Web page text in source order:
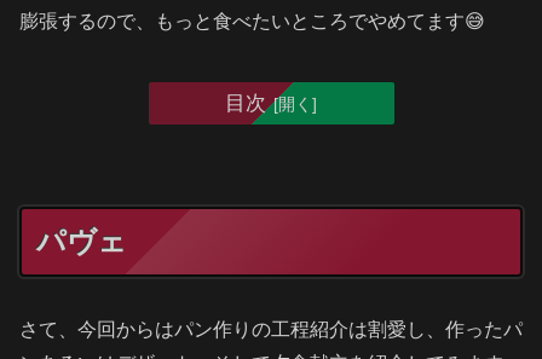
膨張するので、もっと食べたいところでやめてます😅
目次
パヴェ
さて、今回からはパン作りの工程紹介は割愛し、作ったパ